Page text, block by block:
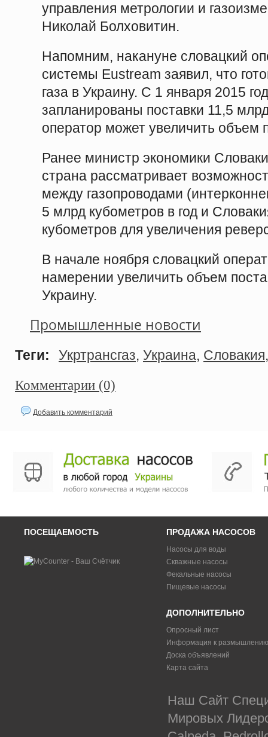
управления метрологии и
Николай Болховитин.
Напомним, накануне словацкий
системы Eustream заявил, что
газа в Украину. С 1 января 2015
запланированы поставки 11,5
оператор может увеличить объем
Ранее министр экономики
страна рассматривает
между газопроводами
5 млрд кубометров в год и
кубометров для увеличения
В начале ноября словацкий
намерении увеличить объем
Украину.
Промышленные новости
Теги: Укртрансгаз, Украина, Словакия
Комментарии (0)
Добавить комментарий
ПОСЕЩАЕМОСТЬ ПРОДАЖА НАСОСОВ
Насосы для воды
Скважные насосы
Фекальные насосы
Пищевые насосы
ДОПОЛНИТЕЛЬНО
Опросный лист
Информация к размышлению
Доска объявлений
Карта сайта
Наш Сайт
Мировых